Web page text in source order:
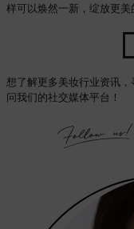
样可以焕然一新，绽放更美
想了解更多美妆行业资讯
问我们的社交媒体平台！